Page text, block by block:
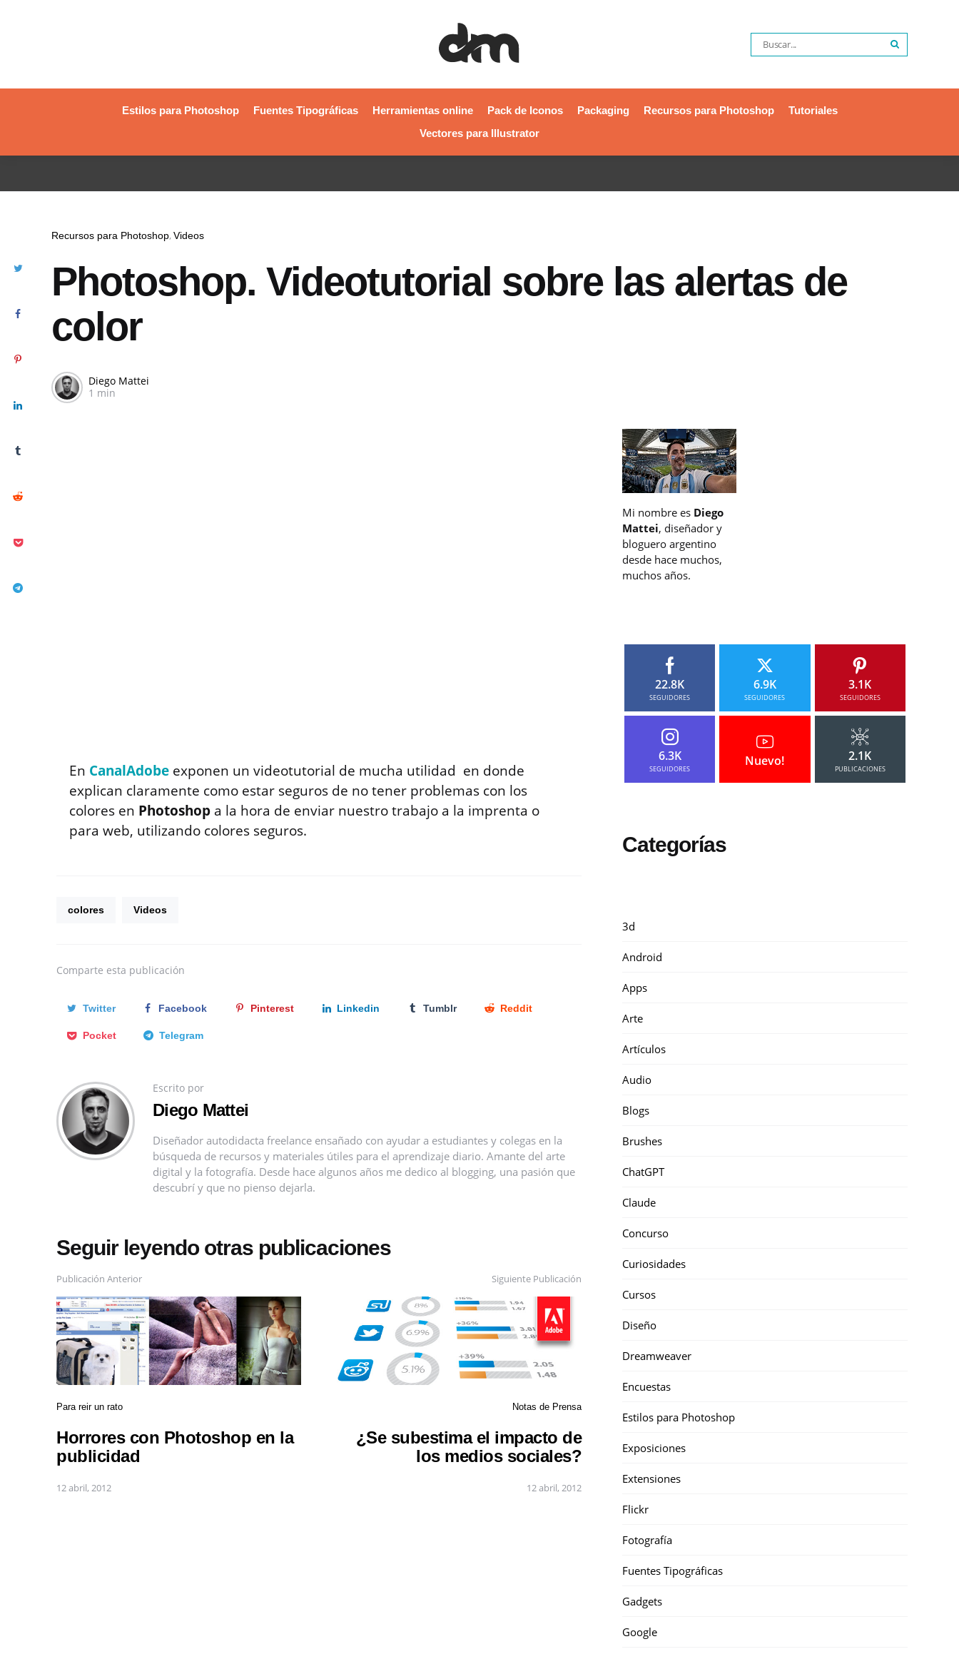
Estilos para Photoshop Fuentes Tipográficas Herramientas online Pack de Iconos Packaging Recursos para Photoshop
Tutoriales
Vectores para Illustrator
Recursos para Photoshop Videos
Photoshop. Videotutorial sobre las alertas de
color
Diego Mattei
1 min
En CanalAdobe exponen un videotutorial de mucha utilidad en donde
explican claramente como estar seguros de no tener problemas con los
colores en Photoshop a la hora de enviar nuestro trabajo a la imprenta o
para web, utilizando colores seguros.
colores Videos
Comparte esta publicación
Twitter Facebook Pinterest Linkedin Tumblr Reddit
Pocket Telegram
Escrito por
Diego Mattei
Diseñador autodidacta freelance ensañado con ayudar a estudiantes y colegas en la
búsqueda de recursos y materiales útiles para el aprendizaje diario. Amante del arte
digital y la fotografía. Desde hace algunos años me dedico al blogging, una pasión que
descubrí y que no pienso dejarla.
Seguir leyendo otras publicaciones
Publicación Anterior
Para reir un rato
Horrores con Photoshop en la
publicidad
12 abril, 2012
Siguiente Publicación
Notas de Prensa
¿Se subestima el impacto de
los medios sociales?
12 abril, 2012
Mi nombre es Diego
Mattei, diseñador y
bloguero argentino
desde hace muchos,
muchos años.
22.8K
SEGUIDORES
6.9K
SEGUIDORES
3.1K
SEGUIDORES
6.3K
SEGUIDORES
Nuevo! 2.1K
PUBLICACIONES
Categorías
3d
Android
Apps
Arte
Artículos
Audio
Blogs
Brushes
ChatGPT
Claude
Concurso
Curiosidades
Cursos
Diseño
Dreamweaver
Encuestas
Estilos para Photoshop
Exposiciones
Extensiones
Flickr
Fotografía
Fuentes Tipográficas
Gadgets
Google